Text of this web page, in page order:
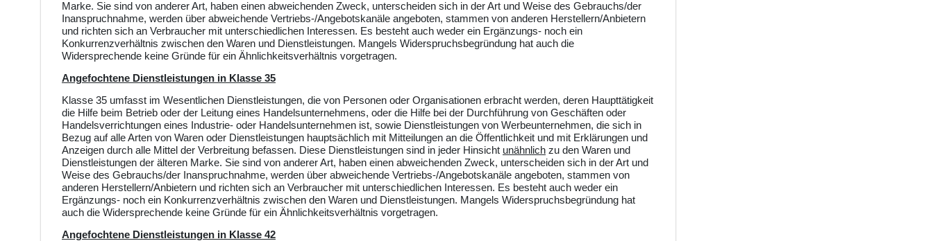
Marke. Sie sind von anderer Art, haben einen abweichenden Zweck, unterscheiden sich in der Art und Weise des Gebrauchs/der
Inanspruchnahme, werden über abweichende Vertriebs-/Angebotskanäle angeboten, stammen von anderen Herstellern/Anbietern
und richten sich an Verbraucher mit unterschiedlichen Interessen. Es besteht auch weder ein Ergänzungs- noch ein
Konkurrenzverhältnis zwischen den Waren und Dienstleistungen. Mangels Widerspruchsbegründung hat auch die
Widersprechende keine Gründe für ein Ähnlichkeitsverhältnis vorgetragen.
Angefochtene Dienstleistungen in Klasse 35
Klasse 35 umfasst im Wesentlichen Dienstleistungen, die von Personen oder Organisationen erbracht werden, deren Haupttätigkeit
die Hilfe beim Betrieb oder der Leitung eines Handelsunternehmens, oder die Hilfe bei der Durchführung von Geschäften oder
Handelsverrichtungen eines Industrie- oder Handelsunternehmen ist, sowie Dienstleistungen von Werbeunternehmen, die sich in
Bezug auf alle Arten von Waren oder Dienstleistungen hauptsächlich mit Mitteilungen an die Öffentlichkeit und mit Erklärungen und
Anzeigen durch alle Mittel der Verbreitung befassen. Diese Dienstleistungen sind in jeder Hinsicht unähnlich zu den Waren und
Dienstleistungen der älteren Marke. Sie sind von anderer Art, haben einen abweichenden Zweck, unterscheiden sich in der Art und
Weise des Gebrauchs/der Inanspruchnahme, werden über abweichende Vertriebs-/Angebotskanäle angeboten, stammen von
anderen Herstellern/Anbietern und richten sich an Verbraucher mit unterschiedlichen Interessen. Es besteht auch weder ein
Ergänzungs- noch ein Konkurrenzverhältnis zwischen den Waren und Dienstleistungen. Mangels Widerspruchsbegründung hat
auch die Widersprechende keine Gründe für ein Ähnlichkeitsverhältnis vorgetragen.
Angefochtene Dienstleistungen in Klasse 42